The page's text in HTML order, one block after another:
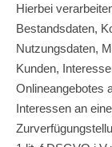
Hierbei
Bestandsdaten,
Nutzungsdaten,
Kunden,
Onlineangebotes
Interessen an